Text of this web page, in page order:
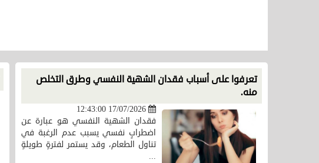
تعرفوا على أسباب فقدان الشهية النفسي وطرق التخلص
منه.
فقدان الشهية النفسي هو عبارة عن
اضطرابٍ نفسي يسبب عدم الرغبة في
تناول الطعام، وقد يستمر لفترةٍ طويلةٍ
...